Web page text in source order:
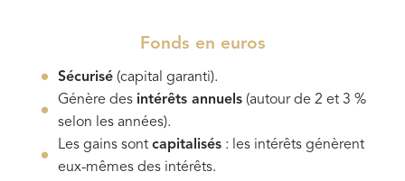
Fonds en euros
Sécurisé (capital garanti).
Génère des intérêts annuels (autour de 2 et 3 %
selon les années).
Les gains sont capitalisés : les intérêts génèrent
eux-mêmes des intérêts.